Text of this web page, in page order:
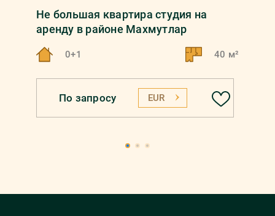
Не большая квартира студия на
аренду в районе Махмутлар
0+1 40 м²
По запросу EUR